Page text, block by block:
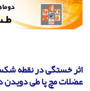
اثر خستگی در نقطه
عضلات مچ پا طی دویدن